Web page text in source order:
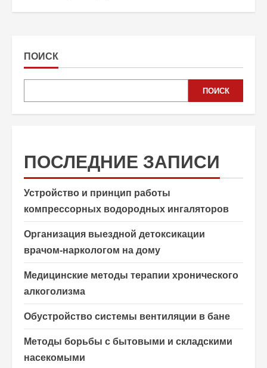
ПОИСК
ПОИСК
ПОСЛЕДНИЕ ЗАПИСИ
Устройство и принцип работы
компрессорных водородных ингаляторов
Организация выездной детоксикации
врачом-наркологом на дому
Медицинские методы терапии хронического
алкоголизма
Обустройство системы вентиляции в бане
Методы борьбы с бытовыми и складскими
насекомыми